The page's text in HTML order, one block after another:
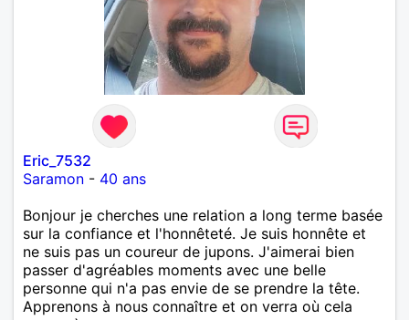
Eric_7532
Saramon - 40 ans
Bonjour je cherches une relation a long terme basée
sur la confiance et l'honnêteté. Je suis honnête et
ne suis pas un coureur de jupons. J'aimerai bien
passer d'agréables moments avec une belle
personne qui n'a pas envie de se prendre la tête.
Apprenons à nous connaître et on verra où cela